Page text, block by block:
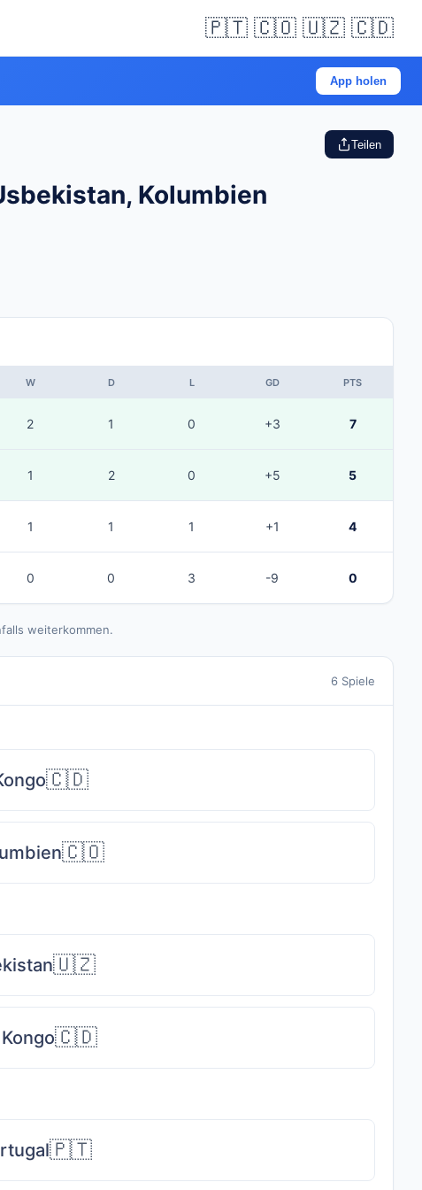
🇵🇹 🇨🇴 🇺🇿 🇨🇩
App holen
Teilen
Kolumbien
W D L GD PTS
2 1 0 +3 7
1 2 0 +5 5
1 1 1 +1 4
0 0 3 -9 0
weiterkommen.
6 Spiele
🇨🇩
🇨🇴
🇺🇿
🇨🇩
🇵🇹